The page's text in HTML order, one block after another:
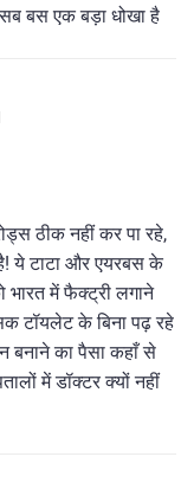
बस एक बड़ा धोखा है
ठीक नहीं कर पा रहे,
ये टाटा और एयरबस के
भारत में फैक्ट्री लगाने
टॉयलेट के बिना पढ़ रहे
बनाने का पैसा कहाँ से
में डॉक्टर क्यों नहीं